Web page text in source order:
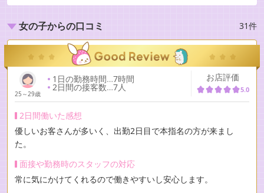
女の子からの口コミ 31件
25～29歳
1日の勤務時間…7時間
2日間の接客数…7人
お店評価
5.0
2日間働いた感想
優しいお客さんが多いく、出勤2日目で本指名の方が来まし
た。
面接や勤務時のスタッフの対応
常に気にかけてくれるので働きやすいし安心します。